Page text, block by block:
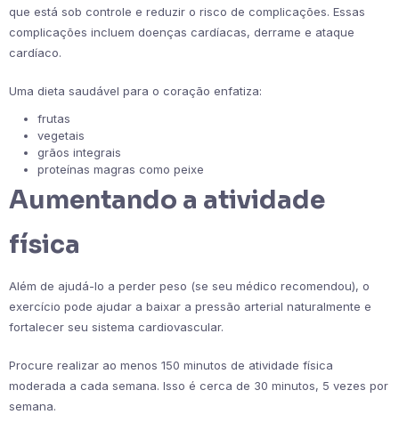
que está sob controle e reduzir o risco de complicações. Essas
complicações incluem doenças cardíacas, derrame e ataque
cardíaco.
Uma dieta saudável para o coração enfatiza:
frutas
vegetais
grãos integrais
proteínas magras como peixe
Aumentando a atividade
física
Além de ajudá-lo a perder peso (se seu médico recomendou), o
exercício pode ajudar a baixar a pressão arterial naturalmente e
fortalecer seu sistema cardiovascular.
Procure realizar ao menos 150 minutos de atividade física
moderada a cada semana. Isso é cerca de 30 minutos, 5 vezes por
semana.